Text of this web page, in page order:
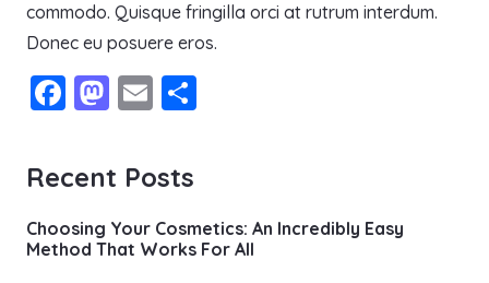
commodo. Quisque fringilla orci at rutrum interdum.
Donec eu posuere eros.
Facebook
Mastodon
Email
Recent Posts
Choosing Your Cosmetics: An Incredibly Easy
Method That Works For All